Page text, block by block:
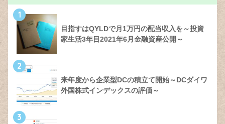
1
目指すはQYLDで月1万円の配当収入を～投資
家生活3年目2021年6月金融資産公開～
2
来年度から企業型DCの積立て開始～DCダイワ
外国株式インデックスの評価～
3